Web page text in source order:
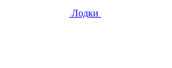
Лодки